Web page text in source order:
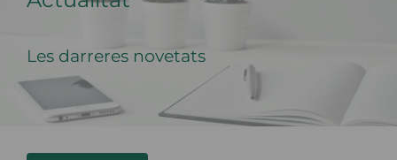
Les darreres novetats